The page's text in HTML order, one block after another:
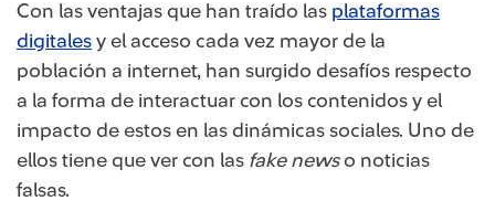
Con las ventajas que han traído las plataformas
digitales y el acceso cada vez mayor de la
población a internet, han surgido desafíos respecto
a la forma de interactuar con los contenidos y el
impacto de estos en las dinámicas sociales. Uno de
ellos tiene que ver con las fake newso noticias
falsas.